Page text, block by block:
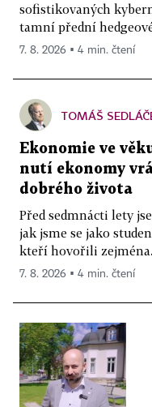
sofistikovaných
tamní přední
7. 8. 2026 ▪ 4 min. čtení
TOMÁŠ
Ekonomie ve
nutí ekonomy
dobrého života
Před sedmnácti lety
jak jsme se jako
kteří hovořili
7. 8. 2026 ▪ 4 min. čtení